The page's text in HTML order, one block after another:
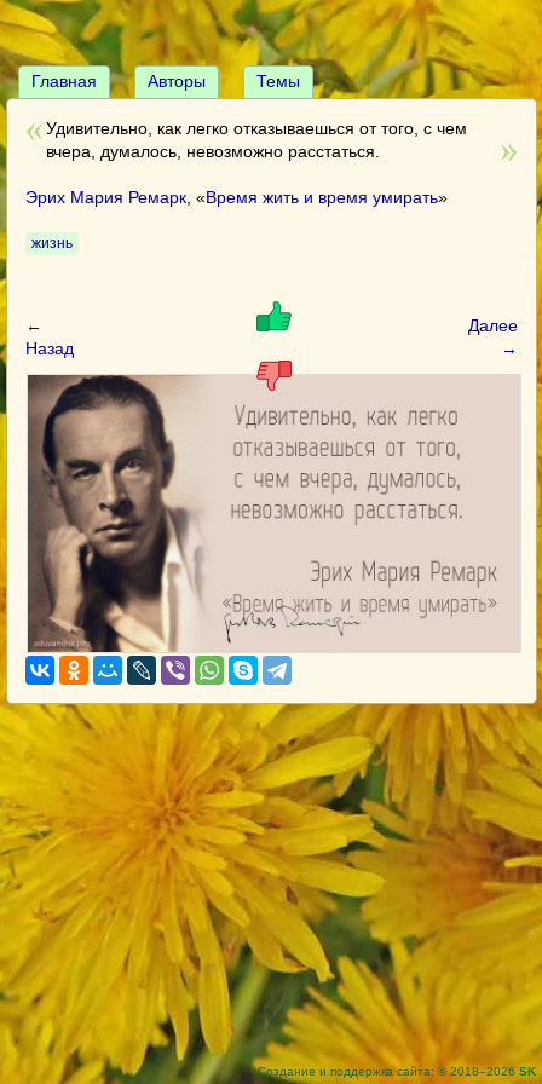
Главная Авторы Темы
Удивительно, как легко отказываешься от того, с чем
вчера, думалось, невозможно расстаться.
Эрих Мария Ремарк , «Время жить и время умирать»
жизнь
←
Назад
Далее
→
Создание и поддержка сайта: © 2018–2026 SK